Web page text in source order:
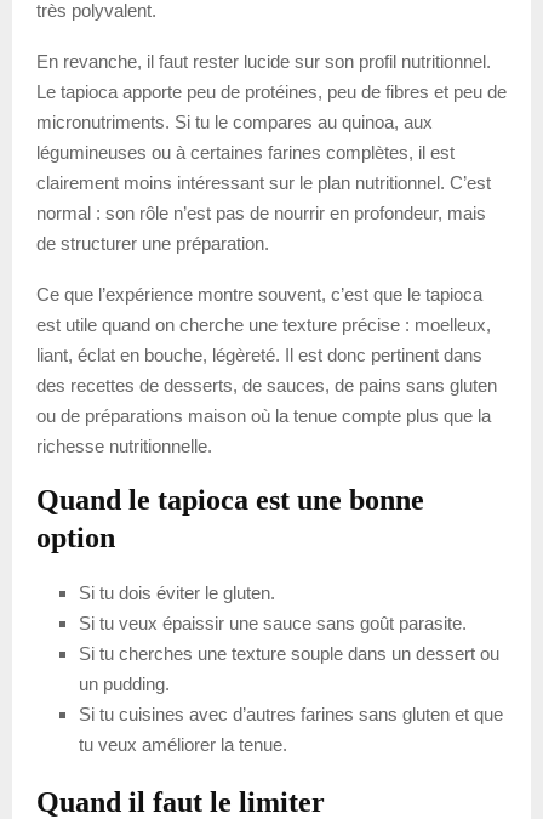
très polyvalent.
En revanche, il faut rester lucide sur son profil nutritionnel.
Le tapioca apporte peu de protéines, peu de fibres et peu de
micronutriments. Si tu le compares au quinoa, aux
légumineuses ou à certaines farines complètes, il est
clairement moins intéressant sur le plan nutritionnel. C’est
normal : son rôle n’est pas de nourrir en profondeur, mais
de structurer une préparation.
Ce que l’expérience montre souvent, c’est que le tapioca
est utile quand on cherche une texture précise : moelleux,
liant, éclat en bouche, légèreté. Il est donc pertinent dans
des recettes de desserts, de sauces, de pains sans gluten
ou de préparations maison où la tenue compte plus que la
richesse nutritionnelle.
Quand le tapioca est une bonne
option
Si tu dois éviter le gluten.
Si tu veux épaissir une sauce sans goût parasite.
Si tu cherches une texture souple dans un dessert ou
un pudding.
Si tu cuisines avec d’autres farines sans gluten et que
tu veux améliorer la tenue.
Quand il faut le limiter